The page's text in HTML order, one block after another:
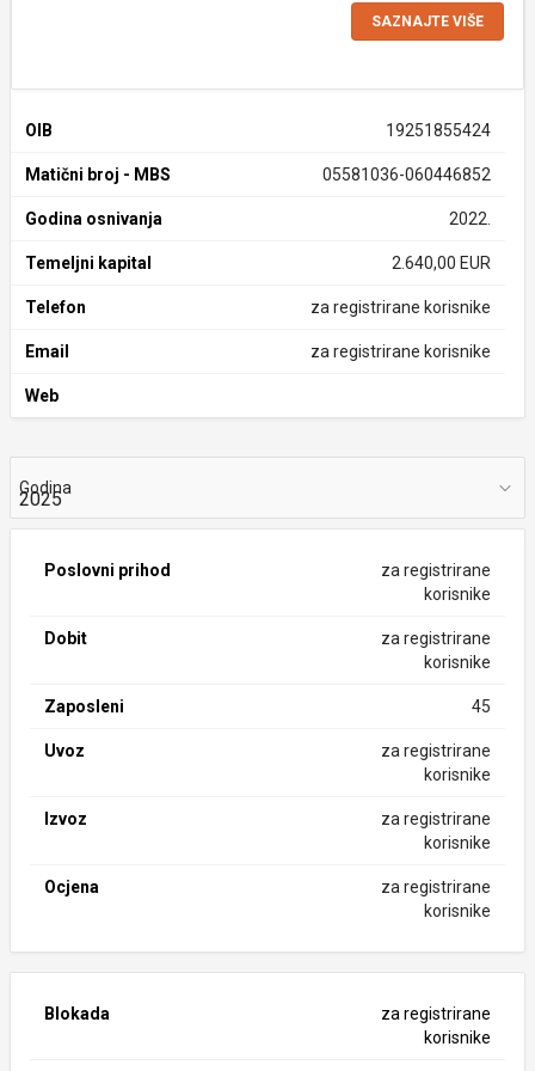
SAZNAJTE VIŠE
OIB 19251855424
Matični broj - MBS 05581036-060446852
Godina osnivanja 2022.
Temeljni kapital 2.640,00 EUR
Telefon za registrirane korisnike
Email za registrirane korisnike
Web
Godina
Poslovni prihod
za registrirane
korisnike
Dobit
za registrirane
korisnike
Zaposleni 45
Uvoz
za registrirane
korisnike
Izvoz
za registrirane
korisnike
Ocjena
za registrirane
korisnike
Blokada
za registrirane
korisnike